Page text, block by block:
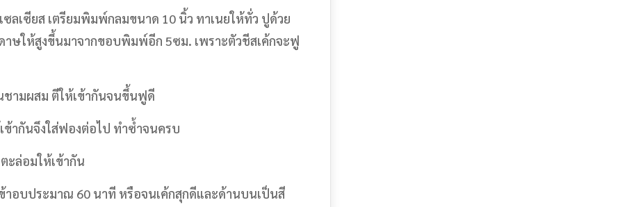
ซลเซียส เตรียมพิมพ์กลมขนาด 10 นิ้ว ทาเนยให้ทั่ว ปูด้วย
าษให้สูงขึ้นมาจากขอบพิมพ์อีก 5ซม. เพราะตัวชีสเค้กจะฟู
ชามผสม ตีให้เข้ากันจนขึ้นฟูดี
ข้ากันจึงใส่ฟองต่อไป ทำซ้ำจนครบ
ะล่อมให้เข้ากัน
าอบประมาณ 60 นาที หรือจนเค้กสุกดีและด้านบนเป็นสี